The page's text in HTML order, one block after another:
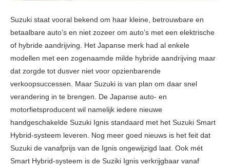
Suzuki staat vooral bekend om haar kleine, betrouwbare en
betaalbare auto’s en niet zozeer om auto’s met een elektrische
of hybride aandrijving. Het Japanse merk had al enkele
modellen met een zogenaamde milde hybride aandrijving maar
dat zorgde tot dusver niet voor opzienbarende
verkoopsuccessen. Maar Suzuki is van plan om daar snel
verandering in te brengen. De Japanse auto- en
motorfietsproducent wil namelijk iedere nieuwe
handgeschakelde Suzuki Ignis standaard met het Suzuki Smart
Hybrid-systeem leveren. Nog meer goed nieuws is het feit dat
Suzuki de vanafprijs van de Ignis ongewijzigd laat. Ook mét
Smart Hybrid-systeem is de Suziki Ignis verkrijgbaar vanaf